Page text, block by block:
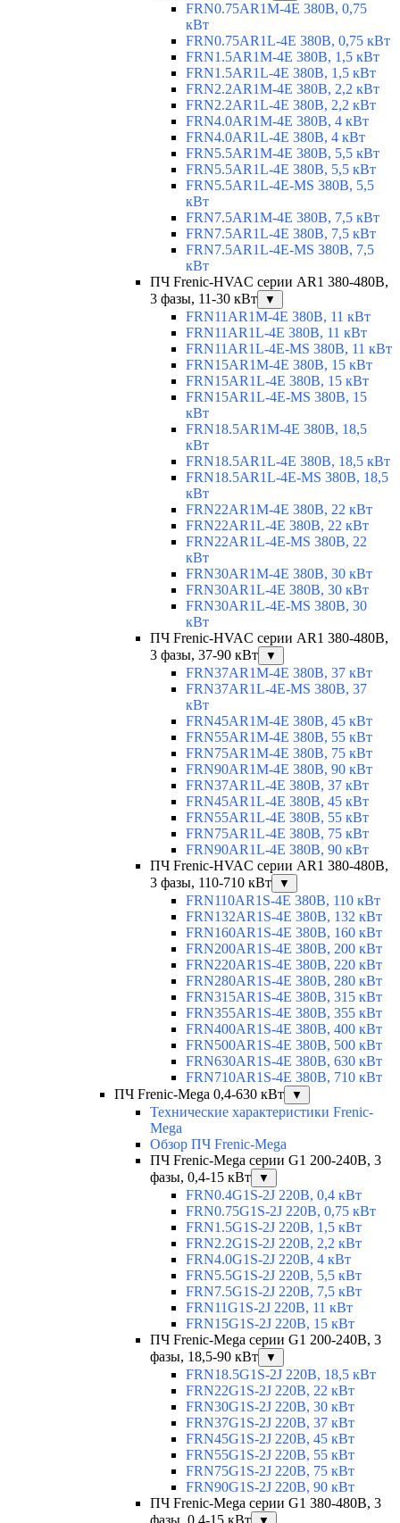
FRN0.75AR1M-4E 380В, 0,75
кВт
FRN0.75AR1L-4E 380В, 0,75 кВт
FRN1.5AR1M-4E 380В, 1,5 кВт
FRN1.5AR1L-4E 380В, 1,5 кВт
FRN2.2AR1M-4E 380В, 2,2 кВт
FRN2.2AR1L-4E 380В, 2,2 кВт
FRN4.0AR1M-4E 380В, 4 кВт
FRN4.0AR1L-4E 380В, 4 кВт
FRN5.5AR1M-4E 380В, 5,5 кВт
FRN5.5AR1L-4E 380В, 5,5 кВт
FRN5.5AR1L-4E-MS 380В, 5,5
кВт
FRN7.5AR1M-4E 380В, 7,5 кВт
FRN7.5AR1L-4E 380В, 7,5 кВт
FRN7.5AR1L-4E-MS 380В, 7,5
кВт
ПЧ Frenic-HVAC серии AR1 380-480В,
3 фазы, 11-30 кВт
▼
FRN11AR1M-4E 380В, 11 кВт
FRN11AR1L-4E 380В, 11 кВт
FRN11AR1L-4E-MS 380В, 11 кВт
FRN15AR1M-4E 380В, 15 кВт
FRN15AR1L-4E 380В, 15 кВт
FRN15AR1L-4E-MS 380В, 15
кВт
FRN18.5AR1M-4E 380В, 18,5
кВт
FRN18.5AR1L-4E 380В, 18,5 кВт
FRN18.5AR1L-4E-MS 380В, 18,5
кВт
FRN22AR1M-4E 380В, 22 кВт
FRN22AR1L-4E 380В, 22 кВт
FRN22AR1L-4E-MS 380В, 22
кВт
FRN30AR1M-4E 380В, 30 кВт
FRN30AR1L-4E 380В, 30 кВт
FRN30AR1L-4E-MS 380В, 30
кВт
ПЧ Frenic-HVAC серии AR1 380-480В,
3 фазы, 37-90 кВт
▼
FRN37AR1M-4E 380В, 37 кВт
FRN37AR1L-4E-MS 380В, 37
кВт
FRN45AR1M-4E 380В, 45 кВт
FRN55AR1M-4E 380В, 55 кВт
FRN75AR1M-4E 380В, 75 кВт
FRN90AR1M-4E 380В, 90 кВт
FRN37AR1L-4E 380В, 37 кВт
FRN45AR1L-4E 380В, 45 кВт
FRN55AR1L-4E 380В, 55 кВт
FRN75AR1L-4E 380В, 75 кВт
FRN90AR1L-4E 380В, 90 кВт
ПЧ Frenic-HVAC серии AR1 380-480В,
3 фазы, 110-710 кВт
▼
FRN110AR1S-4E 380В, 110 кВт
FRN132AR1S-4E 380В, 132 кВт
FRN160AR1S-4E 380В, 160 кВт
FRN200AR1S-4E 380В, 200 кВт
FRN220AR1S-4E 380В, 220 кВт
FRN280AR1S-4E 380В, 280 кВт
FRN315AR1S-4E 380В, 315 кВт
FRN355AR1S-4E 380В, 355 кВт
FRN400AR1S-4E 380В, 400 кВт
FRN500AR1S-4E 380В, 500 кВт
FRN630AR1S-4E 380В, 630 кВт
FRN710AR1S-4E 380В, 710 кВт
ПЧ Frenic-Mega 0,4-630 кВт
▼
Технические характеристики Frenic-
Mega
Обзор ПЧ Frenic-Mega
ПЧ Frenic-Mega серии G1 200-240В, 3
фазы, 0,4-15 кВт
▼
FRN0.4G1S-2J 220В, 0,4 кВт
FRN0.75G1S-2J 220В, 0,75 кВт
FRN1.5G1S-2J 220В, 1,5 кВт
FRN2.2G1S-2J 220В, 2,2 кВт
FRN4.0G1S-2J 220В, 4 кВт
FRN5.5G1S-2J 220В, 5,5 кВт
FRN7.5G1S-2J 220В, 7,5 кВт
FRN11G1S-2J 220В, 11 кВт
FRN15G1S-2J 220В, 15 кВт
ПЧ Frenic-Mega серии G1 200-240В, 3
фазы, 18,5-90 кВт
▼
FRN18.5G1S-2J 220В, 18,5 кВт
FRN22G1S-2J 220В, 22 кВт
FRN30G1S-2J 220В, 30 кВт
FRN37G1S-2J 220В, 37 кВт
FRN45G1S-2J 220В, 45 кВт
FRN55G1S-2J 220В, 55 кВт
FRN75G1S-2J 220В, 75 кВт
FRN90G1S-2J 220В, 90 кВт
ПЧ Frenic-Mega серии G1 380-480В, 3